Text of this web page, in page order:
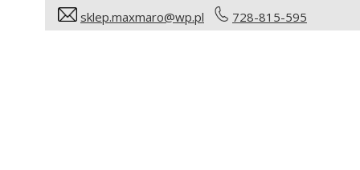
sklep.maxmaro@wp.pl 728-815-595